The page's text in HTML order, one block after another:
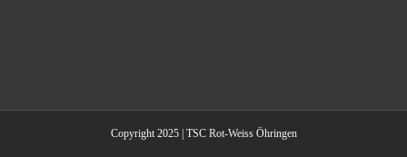
Copyright 2025 | TSC Rot-Weiss Öhringen